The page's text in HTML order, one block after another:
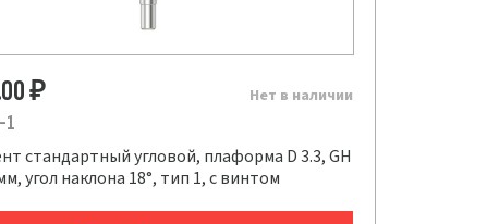
Нет в наличии
₽
1
стандартный угловой, плаформа D 3.3, GH
угол наклона 18°, тип 1, с винтом